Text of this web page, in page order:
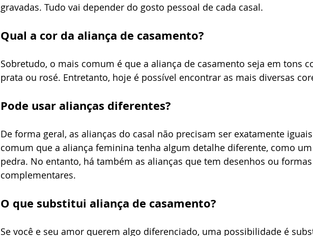
gravadas. Tudo vai depender do gosto pessoal de cada casal.
Qual a cor da aliança de casamento?
Sobretudo, o mais comum é que a aliança de casamento seja em tons
prata ou rosé. Entretanto, hoje é possível encontrar as mais diversas
Pode usar alianças diferentes?
De forma geral, as alianças do casal não precisam ser exatamente
comum que a aliança feminina tenha algum detalhe diferente, como
pedra. No entanto, há também as alianças que tem desenhos ou formas
complementares.
O que substitui aliança de casamento?
Se você e seu amor querem algo diferenciado, uma possibilidade é